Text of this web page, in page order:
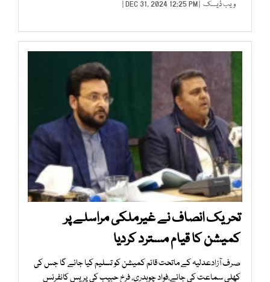
ویب ڈیسک | DEC 31, 2024 12:25 PM |
تحریک انصاف نے غیرملکی مراسلے پر
کمیشن کا قیام مسترد کردیا
صرف آزادعدلیہ کے ماتحت قائم کمیشن کو تسلیم کیا جائے گا جس کی
کھلی سماعت کی جائے،فواد چوہدری، فرخ حبیب کی پریس کانفرنس